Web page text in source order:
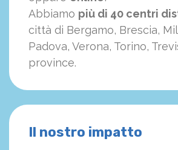
Abbiamo più di 40 centri
città di Bergamo, Brescia,
Padova, Verona, Torino,
province.
Il nostro impatto